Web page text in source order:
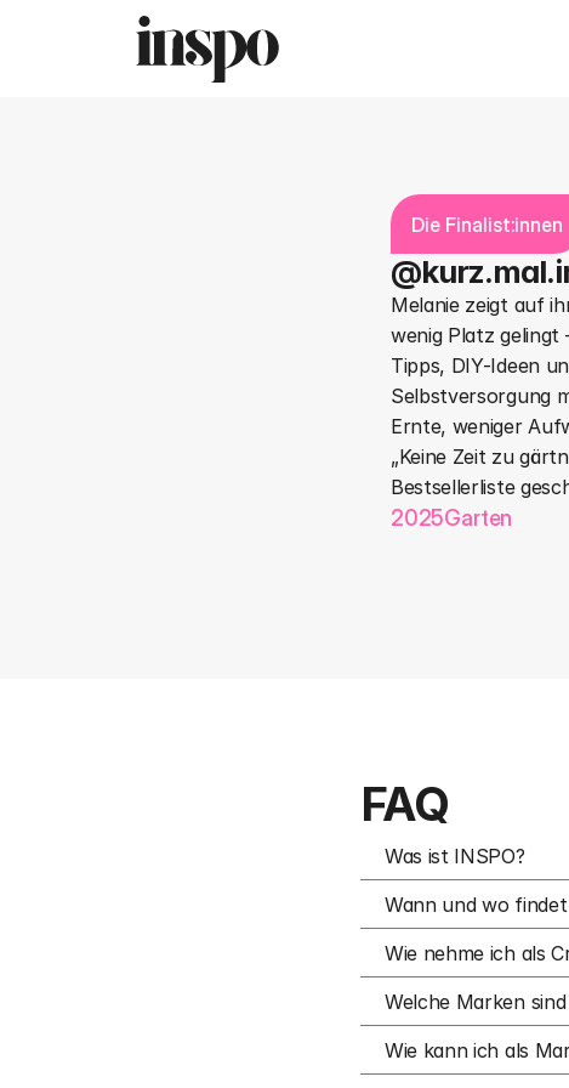
Die Finalist:innen
Melanie zeigt auf
wenig Platz gelingt
Tipps, DIY-Ideen
Selbstversorgung
Ernte, weniger
„Keine Zeit zu
Bestsellerliste
2025Garten
FAQ
Was ist INSPO?
Wann und wo
Wie nehme ich als
Welche Marken
Wie kann ich als